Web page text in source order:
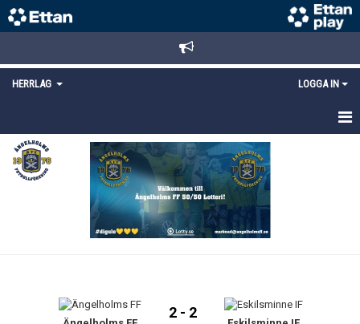
HERRLAG LOGGA IN
HEM
TRUPPEN
2 - 2